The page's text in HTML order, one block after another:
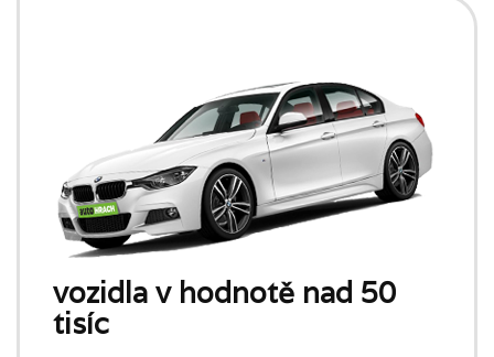
vozidla v hodnotě nad 50
tisíc